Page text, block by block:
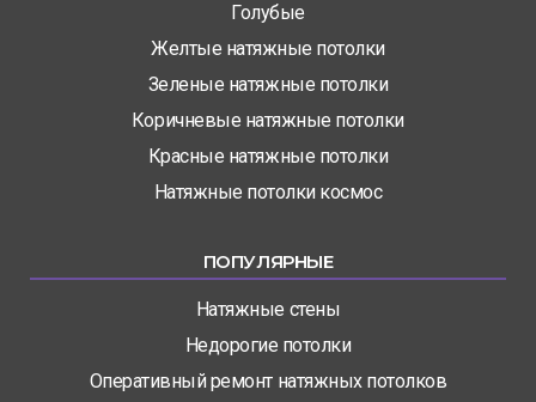
Голубые
Желтые натяжные потолки
Зеленые натяжные потолки
Коричневые натяжные потолки
Красные натяжные потолки
Натяжные потолки космос
ПОПУЛЯРНЫЕ
Натяжные стены
Недорогие потолки
Оперативный ремонт натяжных потолков